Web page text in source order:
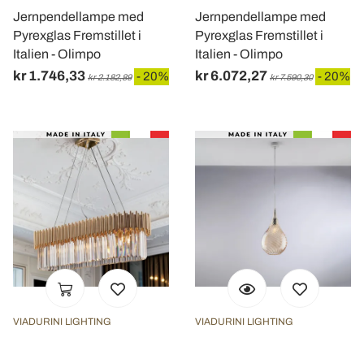
Jernpendellampe med
Pyrexglas Fremstillet i
Italien - Olimpo
kr 1.746,33 kr 2.182,89 - 20%
Jernpendellampe med
Pyrexglas Fremstillet i
Italien - Olimpo
kr 6.072,27 kr 7.590,30 - 20%
VIADURINI LIGHTING VIADURINI LIGHTING